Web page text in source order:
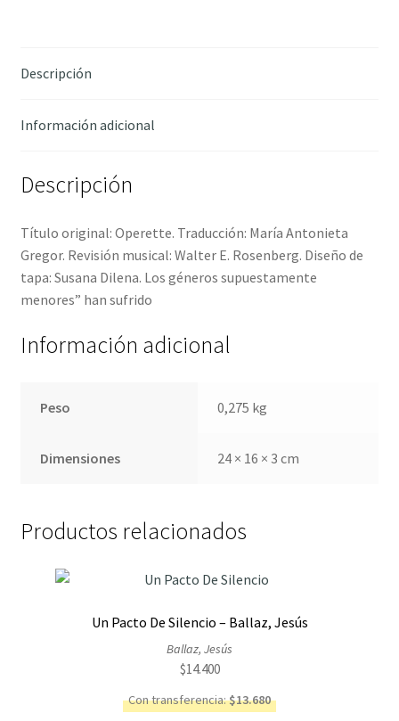
Descripción
Información adicional
Descripción
Título original: Operette. Traducción: María Antonieta
Gregor. Revisión musical: Walter E. Rosenberg. Diseño de
tapa: Susana Dilena. Los géneros supuestamente
menores” han sufrido
Información adicional
Peso 0,275 kg
Dimensiones 24 × 16 × 3 cm
Productos relacionados
Un Pacto De Silencio – Ballaz, Jesús
Ballaz, Jesús
$14.400
Con transferencia:$13.680